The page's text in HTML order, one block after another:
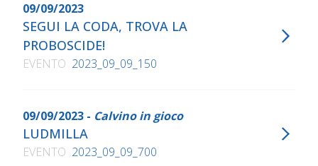
09/09/2023
SEGUI LA CODA, TROVA LA
PROBOSCIDE!
EVENTO 2023_09_09_150
09/09/2023 - Calvino in gioco
LUDMILLA
EVENTO 2023_09_09_700